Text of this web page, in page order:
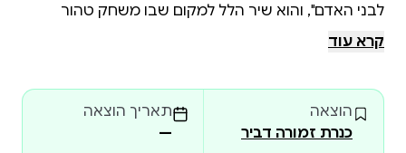
לבני האדם", והוא שיר הלל למקום שבו משחק טהור
ופתרון בעיות חיים בדו-קיום. הַתחילו לפתור, ומיד תרגישו
יופייה של המתמטיקה.איוון מוסקוביץ' נודע בעולם
כממציא, כאיש חידות וכאמן. לצד ספרי שעשועי היגיון
שכתב, פירסם גם סדרת ספרי חידות מתמטיות לקוראים
קרא עוד
הוצאה
כנרת זמורה דביר
תאריך הוצאה
—